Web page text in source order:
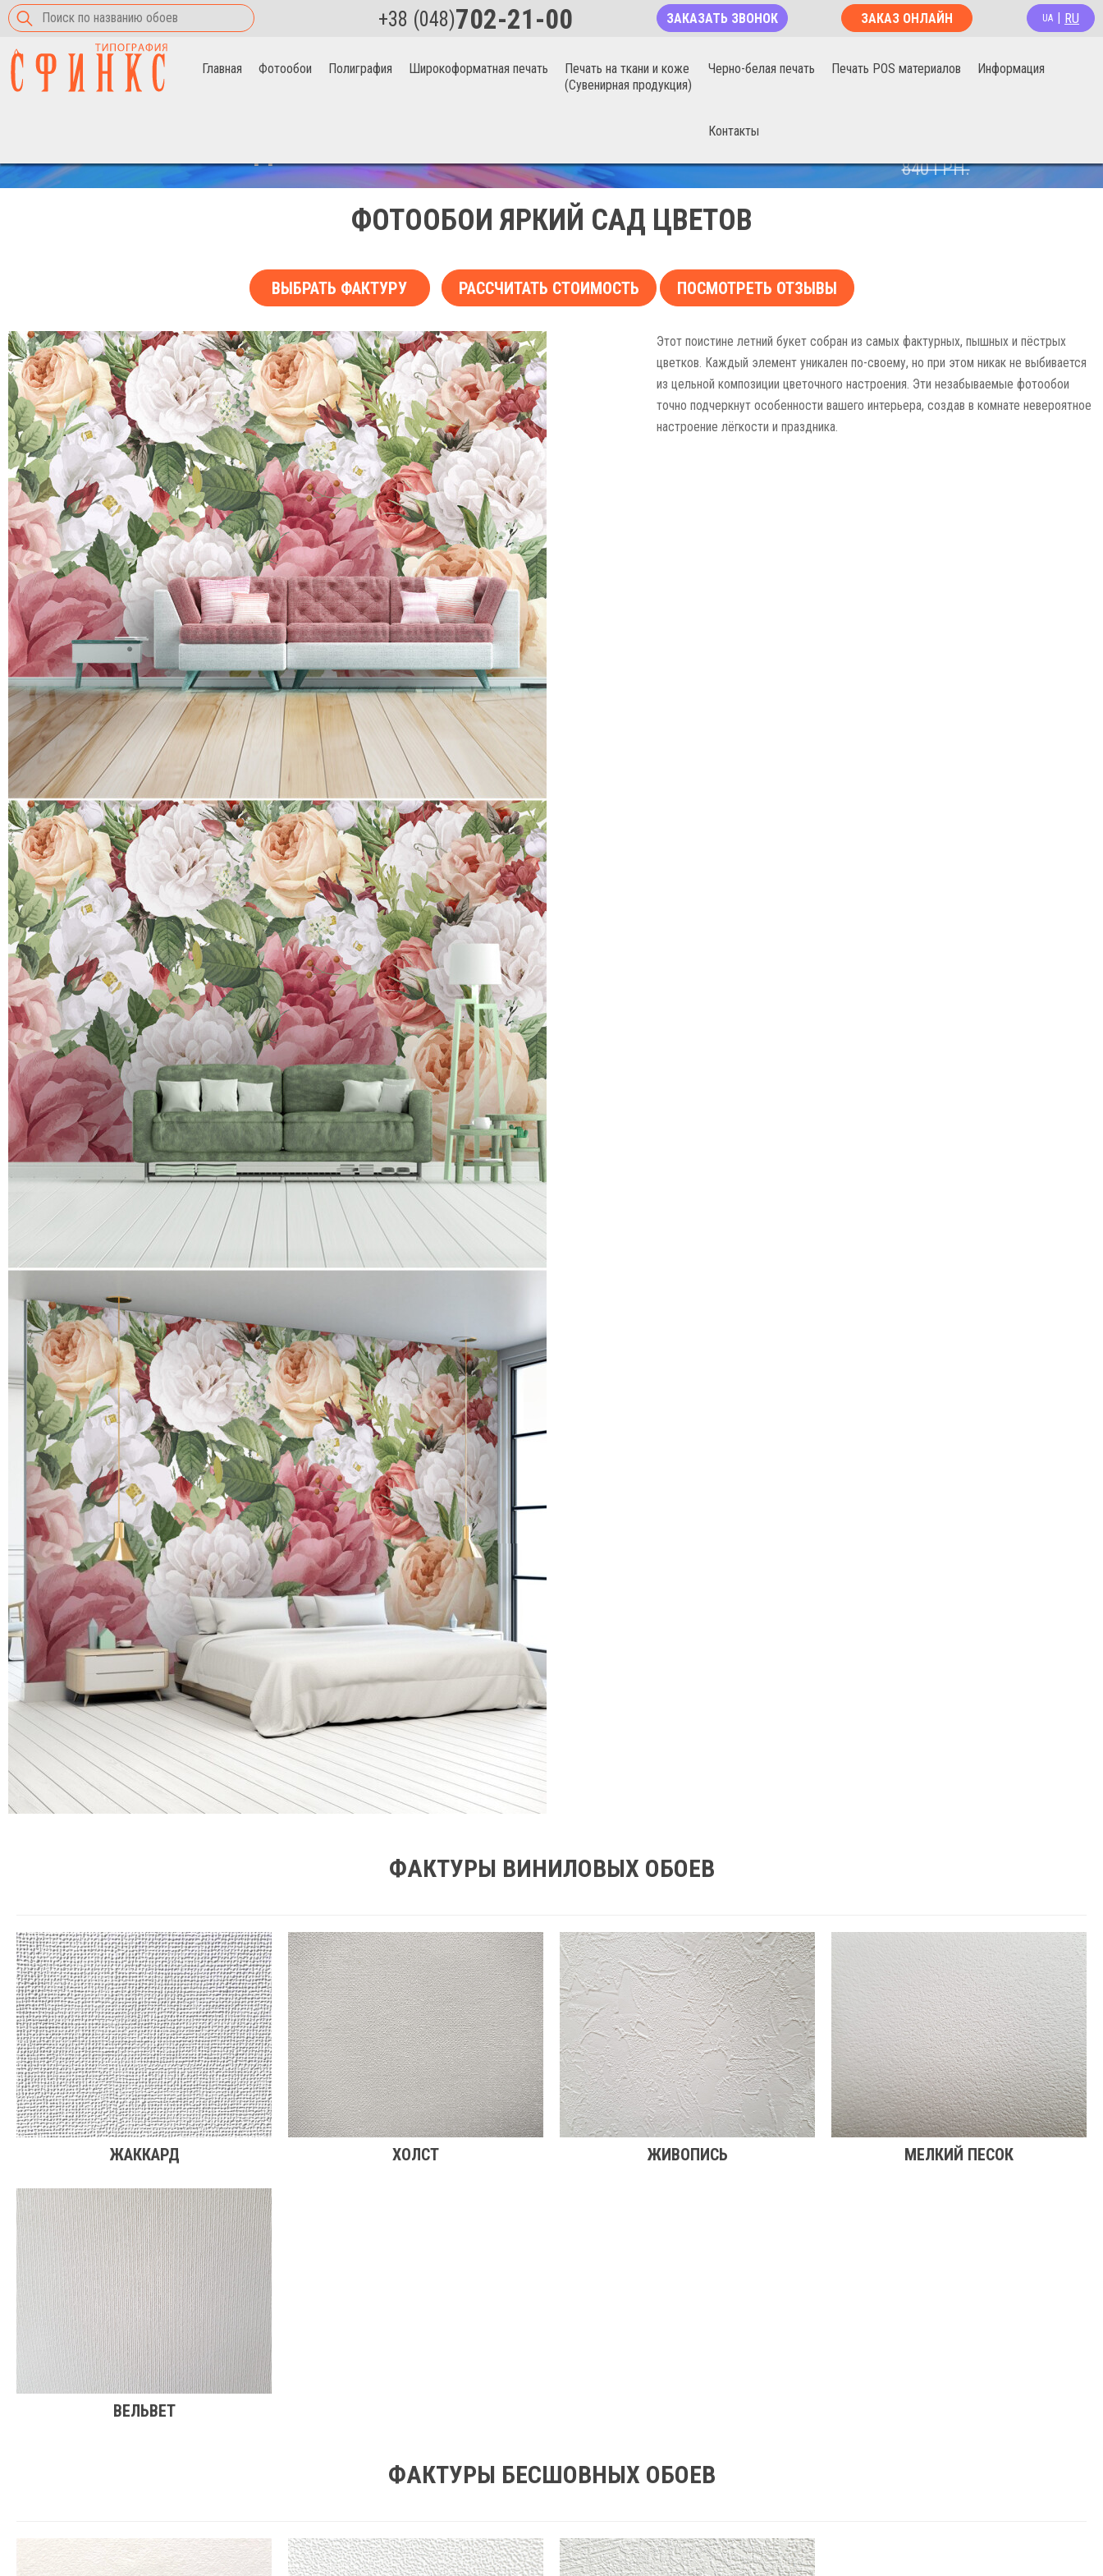
+38 (048)702-21-00 ЗАКАЗАТЬ ЗВОНОК ЗАКАЗ ОНЛАЙН UA RU
Главная Фотообои Полиграфия Широкоформатная печать
Печать на ткани и коже
(Сувенирная продукция)
Черно-белая печать Печать POS материалов Информация
Контакты
840ГРН.
ФОТООБОИ ЯРКИЙ САД ЦВЕТОВ
ВЫБРАТЬ ФАКТУРУ РАССЧИТАТЬ СТОИМОСТЬ ПОСМОТРЕТЬ ОТЗЫВЫ
Этот поистине летний букет собран из самых фактурных, пышных и пёстрых
цветков. Каждый элемент уникален по-своему, но при этом никак не выбивается
из цельной композиции цветочного настроения. Эти незабываемые фотообои
точно подчеркнут особенности вашего интерьера, создав в комнате невероятное
настроение лёгкости и праздника.
ФАКТУРЫ ВИНИЛОВЫХ ОБОЕВ
ЖАККАРД ХОЛСТ ЖИВОПИСЬ МЕЛКИЙ ПЕСОК
ВЕЛЬВЕТ
ФАКТУРЫ БЕСШОВНЫХ ОБОЕВ